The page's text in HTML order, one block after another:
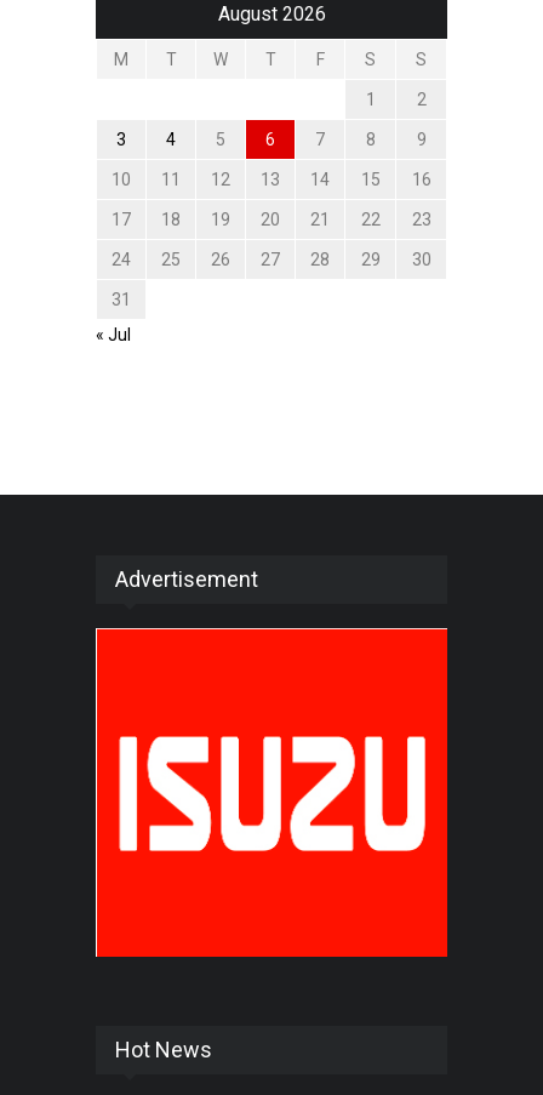
August 2026
M T W T F S S
1 2
3 4 5 6 7 8 9
10 11 12 13 14 15 16
17 18 19 20 21 22 23
24 25 26 27 28 29 30
31
« Jul
Advertisement
Hot News